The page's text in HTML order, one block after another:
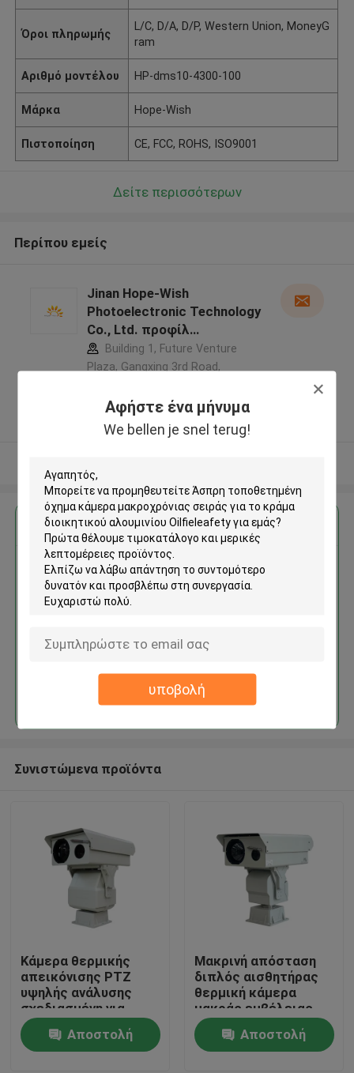
Αφήστε ένα μήνυμα
We bellen je snel terug!
υποβολή
Σπίτι
Προϊόντα
Όροι πληρωμής
L/C, D/A, D/P, Western Union, MoneyG
ram
Αριθμό μοντέλου HP-dms10-4300-100
Μάρκα Hope-Wish
Πιστοποίηση CE, FCC, ROHS, ISO9001
Δείτε περισσότερων
Περίπου εμείς
Jinan Hope-Wish
Photoelectronic Technology
Co., Ltd. προφίλ
κατασκευαστή
Building 1, Future Venture
Plaza, Gangxing 3rd Road,
5.0
Ελεγχμένος προμηθευτής
Αποκτήστε την καλύτερη τιμή για
Άσπρη τοποθετημένη όχημα
κάμερα μακροχρόνιας σειράς
για το κράμα διοικητικού
Να συνεχίσει
Συνιστώμενα προϊόντα
Κάμερα θερμικής
απεικόνισης PTZ
υψηλής ανάλυσης
σχεδιασμένη για
προστασία υποδομής
ζωτικής σημασίας
και παρακολούθηση
Αποστολή
Μακρινή απόσταση
διπλός αισθητήρας
θερμική κάμερα
μακράς εμβέλειας
ptz κάμερα μακράς
εμβέλειας κάμερα
ασφαλείας
Αποστολή